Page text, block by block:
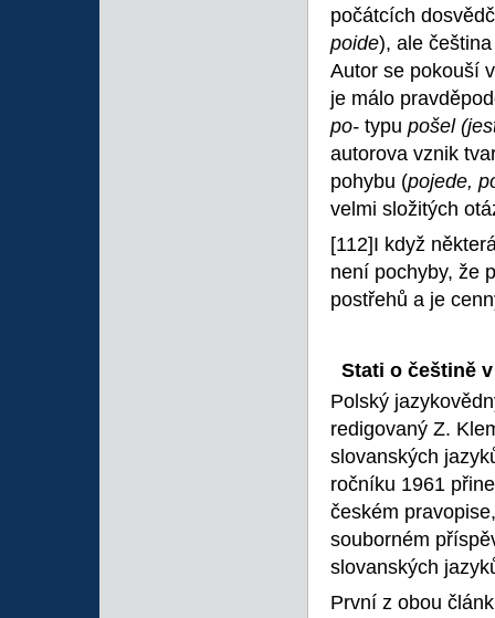
počátcích
poide), ale
Autor se pokouší
je málo
po- typu pošel
autorova vznik
pohybu (pojede,
velmi složitých
[112]I když
není pochyby, že
postřehů a je
Stati o češtině
Polský
redigovaný Z.
slovanských
ročníku 1961
českém
souborném
slovanských
První z obou